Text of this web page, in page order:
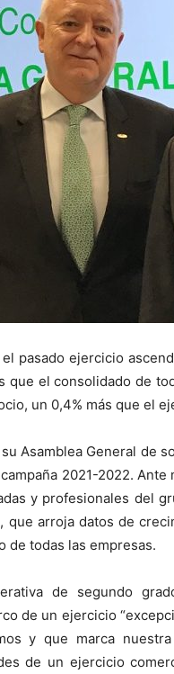
pasado ejercicio
que el consolidado de
un 0,4% más que el
Asamblea General de
2021-2022.
y profesionales del
arroja datos de
de todas las empresas.
de segundo
de un ejercicio
y que marca
de un ejercicio